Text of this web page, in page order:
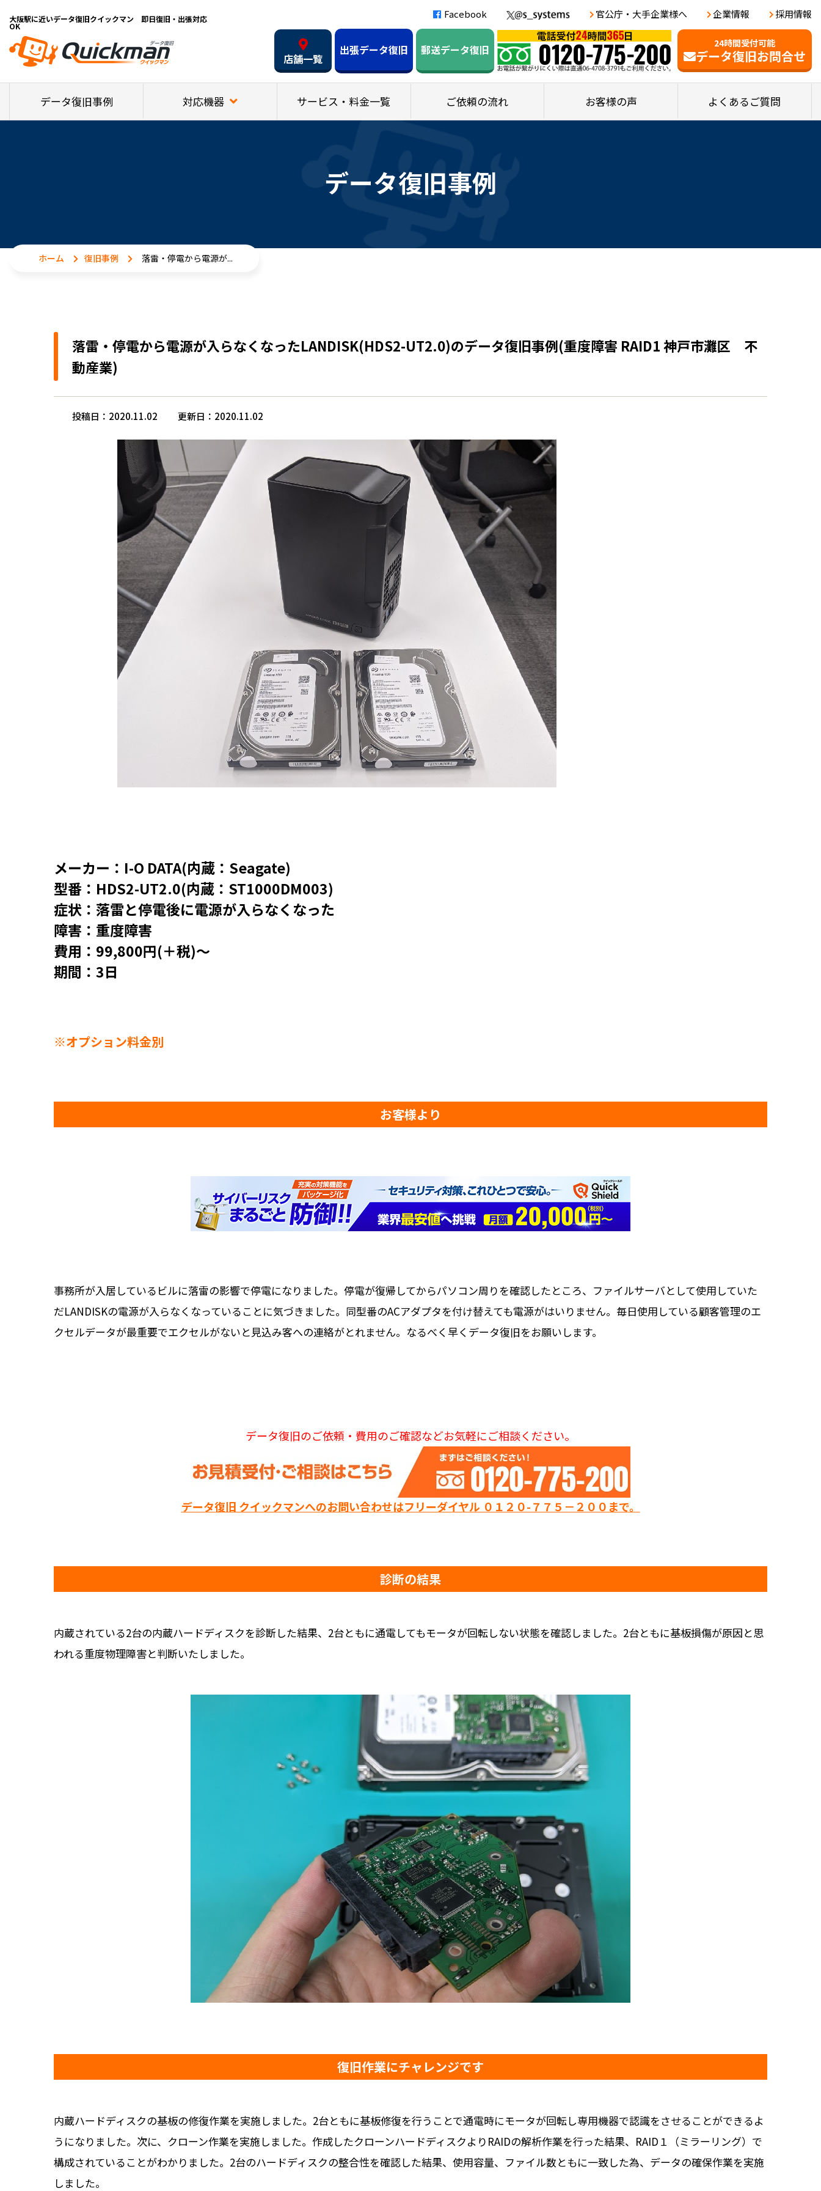
大阪駅に近いデータ復旧クイックマン 即日復旧・出張対応
OK
Facebook 官公庁・大手企業様へ 企業情報 採用情報
24時間受付可能
データ復旧お問合せ
店舗一覧
出張データ復旧 郵送データ復旧
データ復旧事例 対応機器 サービス・料金一覧 ご依頼の流れ お客様の声 よくあるご質問
データ復旧事例
ホーム 復旧事例 落雷・停電から電源が...
落雷・停電から電源が入らなくなったLANDISK(HDS2-UT2.0)のデータ復旧事例(重度障害 RAID1 神戸市灘区 不
動産業)
投稿日：2020.11.02 更新日：2020.11.02
メーカー：I-O DATA(内蔵：Seagate)
型番：HDS2-UT2.0(内蔵：ST1000DM003)
症状：落雷と停電後に電源が入らなくなった
障害：重度障害
費用：99,800円(＋税)～
期間：3日
※オプション料金別
お客様より
事務所が入居しているビルに落雷の影響で停電になりました。停電が復帰してからパソコン周りを確認したところ、ファイルサーバとして使用していた
だLANDISKの電源が入らなくなっていることに気づきました。同型番のACアダプタを付け替えても電源がはいりません。毎日使用している顧客管理のエ
クセルデータが最重要でエクセルがないと見込み客への連絡がとれません。なるべく早くデータ復旧をお願いします。
データ復旧のご依頼・費用のご確認などお気軽にご相談ください。
データ復旧 クイックマンへのお問い合わせはフリーダイヤル ０１２０-７７５－２００まで。
診断の結果
内蔵されている2台の内蔵ハードディスクを診断した結果、2台ともに通電してもモータが回転しない状態を確認しました。2台ともに基板損傷が原因と思
われる重度物理障害と判断いたしました。
復旧作業にチャレンジです
内蔵ハードディスクの基板の修復作業を実施しました。2台ともに基板修復を行うことで通電時にモータが回転し専用機器で認識をさせることができるよ
うになりました。次に、クローン作業を実施しました。作成したクローンハードディスクよりRAIDの解析作業を行った結果、RAID１（ミラーリング）で
構成されていることがわかりました。2台のハードディスクの整合性を確認した結果、使用容量、ファイル数ともに一致した為、データの確保作業を実施
しました。